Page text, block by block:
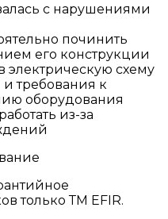
с нарушениями
починить
его конструкции
электрическую схему
требования к
оборудования
из-за
только ТМ EFIR.